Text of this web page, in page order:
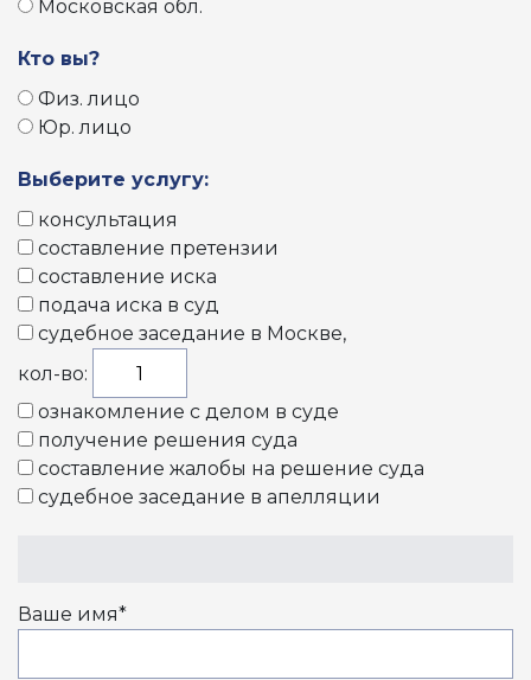
Московская обл.
Кто вы?
Физ. лицо
Юр. лицо
Выберите услугу:
консультация
составление претензии
составление иска
подача иска в суд
судебное заседание в Москве,
кол-во:
ознакомление с делом в суде
получение решения суда
составление жалобы на решение суда
судебное заседание в апелляции
Ваше имя*